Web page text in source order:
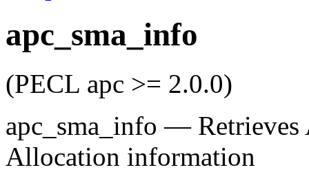
apc_sma_info
(PECL apc >= 2.0.0)
apc_sma_info —
Allocation information